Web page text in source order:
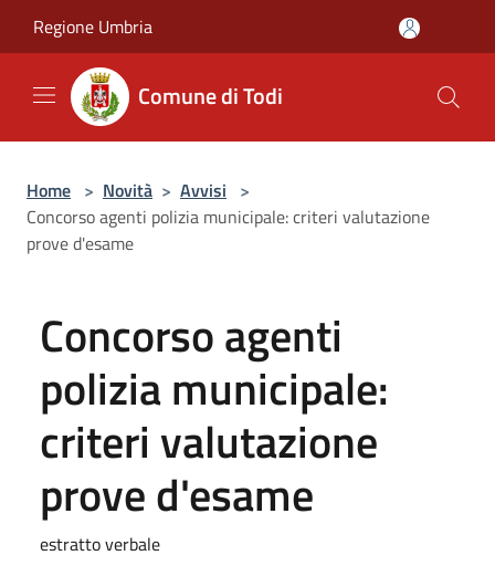
Regione Umbria
Comune di Todi
Home > Novità > Avvisi >
Concorso agenti polizia municipale: criteri valutazione
prove d'esame
Concorso agenti
polizia municipale:
criteri valutazione
prove d'esame
estratto verbale